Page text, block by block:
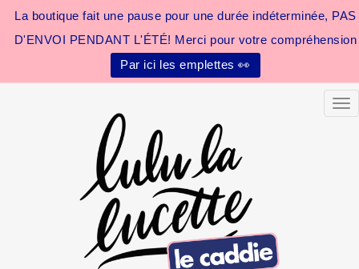
La boutique fait une pause pour une durée indéterminée, PAS
D'ENVOI PENDANT L'ÉTÉ! Merci pour votre compréhension
Par ici les emplettes 👀